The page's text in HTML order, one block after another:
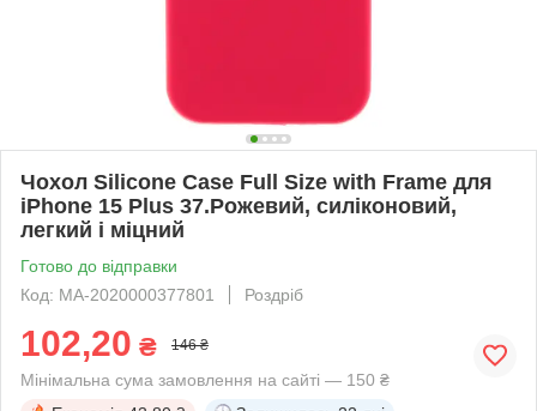
Чохол Silicone Case Full Size with Frame для
iPhone 15 Plus 37.Рожевий, силіконовий,
легкий і міцний
Готово до відправки
Код: MA-2020000377801
Роздріб
102,20 ₴ 146 ₴
Мінімальна сума замовлення на сайті — 150 ₴